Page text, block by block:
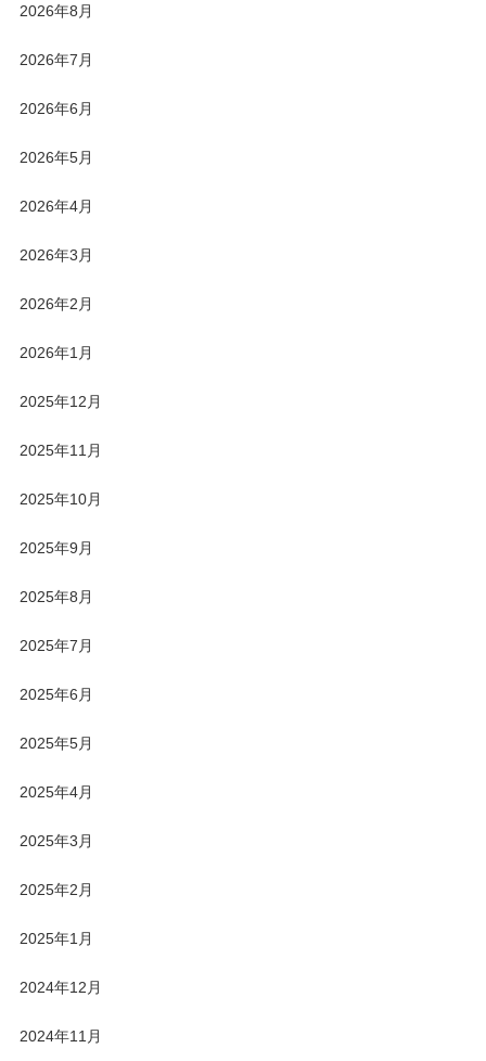
2026年8月
2026年7月
2026年6月
2026年5月
2026年4月
2026年3月
2026年2月
2026年1月
2025年12月
2025年11月
2025年10月
2025年9月
2025年8月
2025年7月
2025年6月
2025年5月
2025年4月
2025年3月
2025年2月
2025年1月
2024年12月
2024年11月